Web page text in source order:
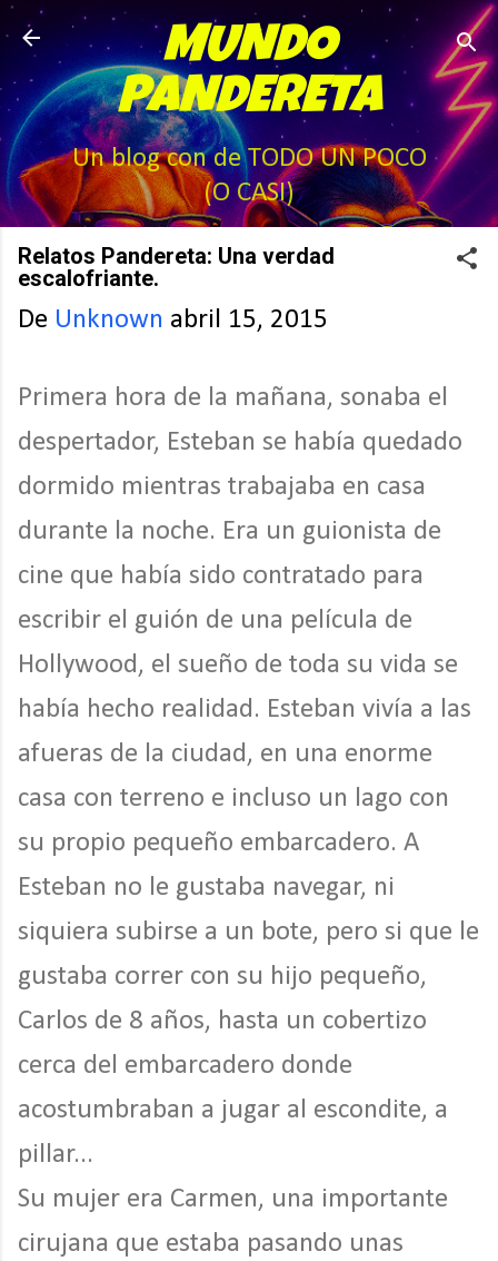
Ir al contenido principal
MUNDO
PANDERETA
Un blog con de TODO UN POCO
(O CASI)
Relatos Pandereta: Una verdad
escalofriante.
De Unknown abril 15, 2015
Primera hora de la mañana, sonaba el
despertador, Esteban se había quedado
dormido mientras trabajaba en casa
durante la noche. Era un guionista de
cine que había sido contratado para
escribir el guión de una película de
Hollywood, el sueño de toda su vida se
había hecho realidad. Esteban vivía a las
afueras de la ciudad, en una enorme
casa con terreno e incluso un lago con
su propio pequeño embarcadero. A
Esteban no le gustaba navegar, ni
siquiera subirse a un bote, pero si que le
gustaba correr con su hijo pequeño,
Carlos de 8 años, hasta un cobertizo
cerca del embarcadero donde
acostumbraban a jugar al escondite, a
pillar...
Su mujer era Carmen, una importante
cirujana que estaba pasando unas